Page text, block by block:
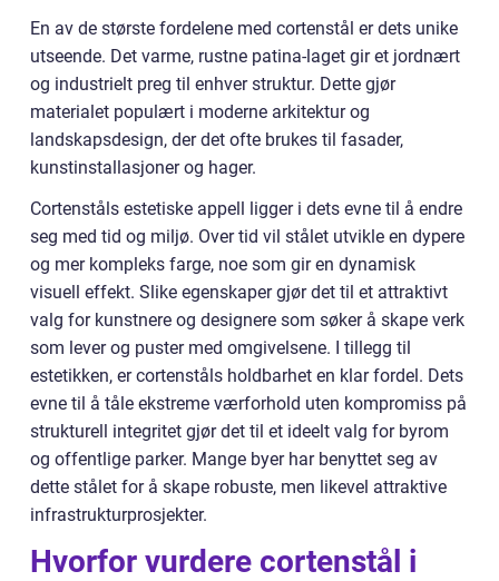
En av de største fordelene med cortenstål er dets unike
utseende. Det varme, rustne patina-laget gir et jordnært
og industrielt preg til enhver struktur. Dette gjør
materialet populært i moderne arkitektur og
landskapsdesign, der det ofte brukes til fasader,
kunstinstallasjoner og hager.
Cortenståls estetiske appell ligger i dets evne til å endre
seg med tid og miljø. Over tid vil stålet utvikle en dypere
og mer kompleks farge, noe som gir en dynamisk
visuell effekt. Slike egenskaper gjør det til et attraktivt
valg for kunstnere og designere som søker å skape verk
som lever og puster med omgivelsene. I tillegg til
estetikken, er cortenståls holdbarhet en klar fordel. Dets
evne til å tåle ekstreme værforhold uten kompromiss på
strukturell integritet gjør det til et ideelt valg for byrom
og offentlige parker. Mange byer har benyttet seg av
dette stålet for å skape robuste, men likevel attraktive
infrastrukturprosjekter.
Hvorfor vurdere cortenstål i